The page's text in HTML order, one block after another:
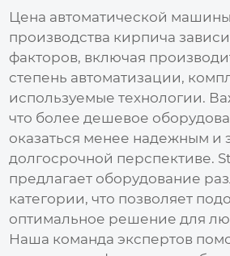
Цена автоматической
производства кирпича
факторов, включая
степень автоматизации,
используемые технологии.
что более дешевое
оказаться менее надежным и
долгосрочной перспективе.
предлагает оборудование
категории, что позволяет
оптимальное решение для
Наша команда экспертов